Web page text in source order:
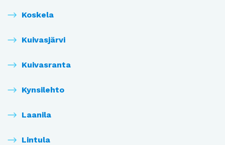
Koskela
Kuivasjärvi
Kuivasranta
Kynsilehto
Laanila
Lintula